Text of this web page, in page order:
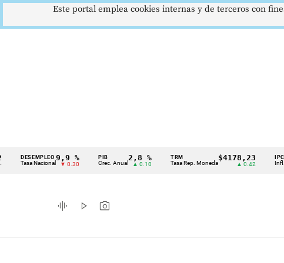
Cintillo
indicadores
económicos
DESEMPLEO
Tasa Nacional
9,9 %
▼ 0.30
PIB
Crec. Anual
2,8 %
▲ 0.10
TRM
Tasa Rep. Moneda
$4178,23
▲ 0.42
IPC
Inflación
graphic_eq play_arrow photo_camera
Este portal emplea cookies internas y de terceros con